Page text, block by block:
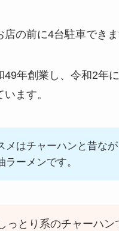
の前に4台駐車できま
49年創業し、令和2年
ます。
メはチャーハンと昔なが
ラーメンです。
っとり系のチャーハン